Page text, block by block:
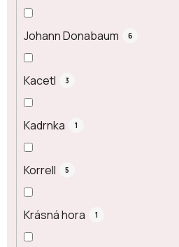
Johann Donabaum 6
Kacetl 3
Kadrnka 1
Korrell 5
Krásná hora 1